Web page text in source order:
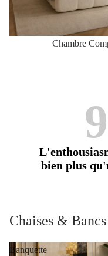
Chambre
bien plus
Chaises & Bancs
Banquette